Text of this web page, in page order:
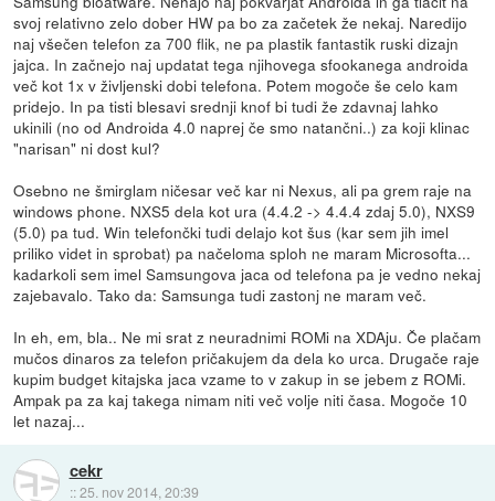
svoj relativno zelo dober HW pa bo za začetek že nekaj. Naredijo
naj všečen telefon za 700 flik, ne pa plastik fantastik ruski dizajn
jajca. In začnejo naj updatat tega njihovega sfookanega androida
več kot 1x v življenski dobi telefona. Potem mogoče še celo kam
pridejo. In pa tisti blesavi srednji knof bi tudi že zdavnaj lahko
ukinili (no od Androida 4.0 naprej če smo natančni..) za koji klinac
"narisan" ni dost kul?
Osebno ne šmirglam ničesar več kar ni Nexus, ali pa grem raje na
windows phone. NXS5 dela kot ura (4.4.2 -> 4.4.4 zdaj 5.0), NXS9
(5.0) pa tud. Win telefončki tudi delajo kot šus (kar sem jih imel
priliko videt in sprobat) pa načeloma sploh ne maram Microsofta...
kadarkoli sem imel Samsungova jaca od telefona pa je vedno nekaj
zajebavalo. Tako da: Samsunga tudi zastonj ne maram več.
In eh, em, bla.. Ne mi srat z neuradnimi ROMi na XDAju. Če plačam
mučos dinaros za telefon pričakujem da dela ko urca. Drugače raje
kupim budget kitajska jaca vzame to v zakup in se jebem z ROMi.
Ampak pa za kaj takega nimam niti več volje niti časa. Mogoče 10
let nazaj...
cekr
::25. nov 2014, 20:39